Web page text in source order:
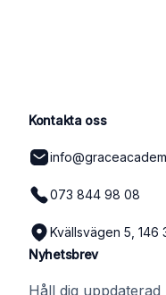
Kontakta oss
073 844 98 08
Kvällsvägen 5, 146
Nyhetsbrev
Håll dig